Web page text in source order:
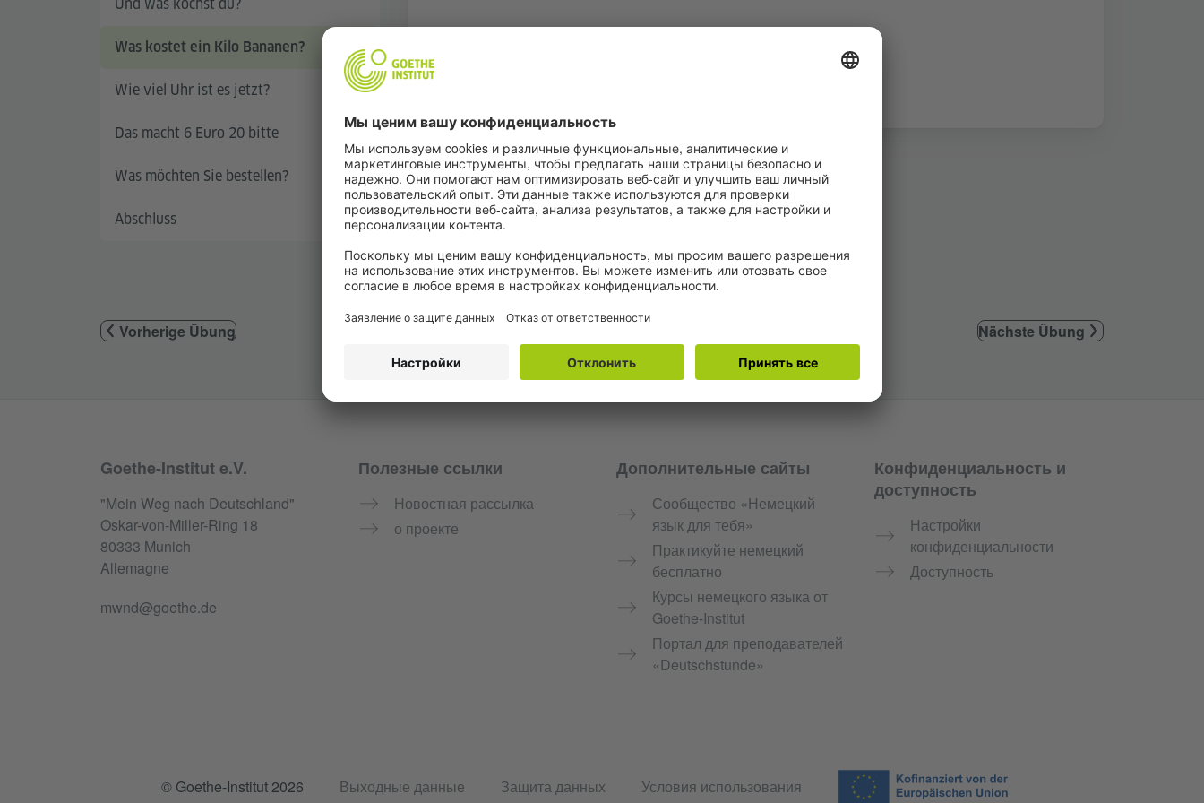
Und was kochst du?
Was kostet ein Kilo Bananen?
Wie viel Uhr ist es jetzt?
Das macht 6 Euro 20 bitte
Was möchten Sie bestellen?
Abschluss
Vorherige Übung Nächste Übung
Service- und Informationsbereich
Goethe-Institut e.V.
"Mein Weg nach Deutschland"
Oskar-von-Miller-Ring 18
80333 Munich
Allemagne
mwnd@goethe.de
Полезные ссылки
Новостная рассылка
о проекте
Дополнительные сайты
Сообщество «Немецкий
язык для тебя»
Практикуйте немецкий
бесплатно
Курсы немецкого языка от
Goethe-Institut
Портал для преподавателей
«Deutschstunde»
Конфиденциальность и
доступность
Настройки
конфиденциальности
Доступность
© Goethe-Institut 2026 Выходные данные Защита данных Условия использования